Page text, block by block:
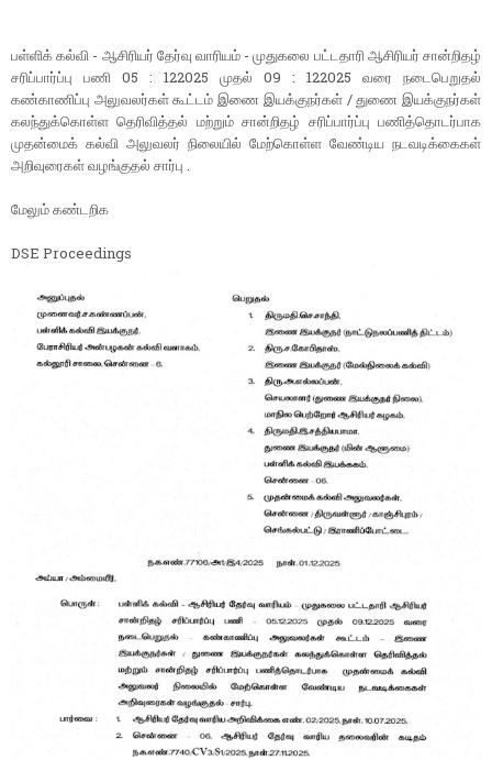
பள்ளிக் கல்வி - ஆசிரியர் தேர்வு வாரியம் - முதுகலை பட்டதாரி ஆசிரியர் சான்றிதழ்
சரிப்பார்ப்பு பணி 05 : 122025 முதல் 09 : 122025 வரை நடைபெறுதல்
கண்காணிப்பு அலுவலர்கள் கூட்டம் இணை இயக்குநர்கள் / துணை இயக்குநர்கள்
கலந்துக்கொள்ள தெரிவித்தல் மற்றும் சான்றிதழ் சரிப்பார்ப்பு பணித்தொடர்பாக
முதன்மைக் கல்வி அலுவலர் நிலையில் மேற்கொள்ள வேண்டிய நடவடிக்கைகள்
அறிவுரைகள் வழங்குதல் சார்பு .
மேலும் கண்டறிக
DSE Proceedings